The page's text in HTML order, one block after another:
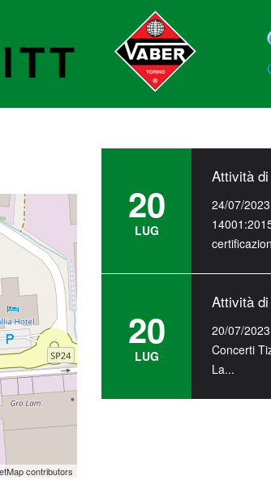
contributors
20
LUG
Attività
20/07/
20
LUG
Attività
24/07/
20
LUG
Attività
20/07/
Concerti
La...